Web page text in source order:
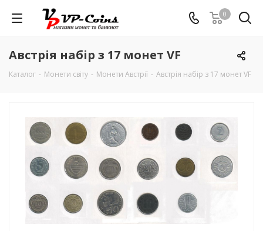
0
Австрія набір з 17 монет VF
Каталог - Монети світу - Монети Австрії - Австрія набір з 17 монет VF